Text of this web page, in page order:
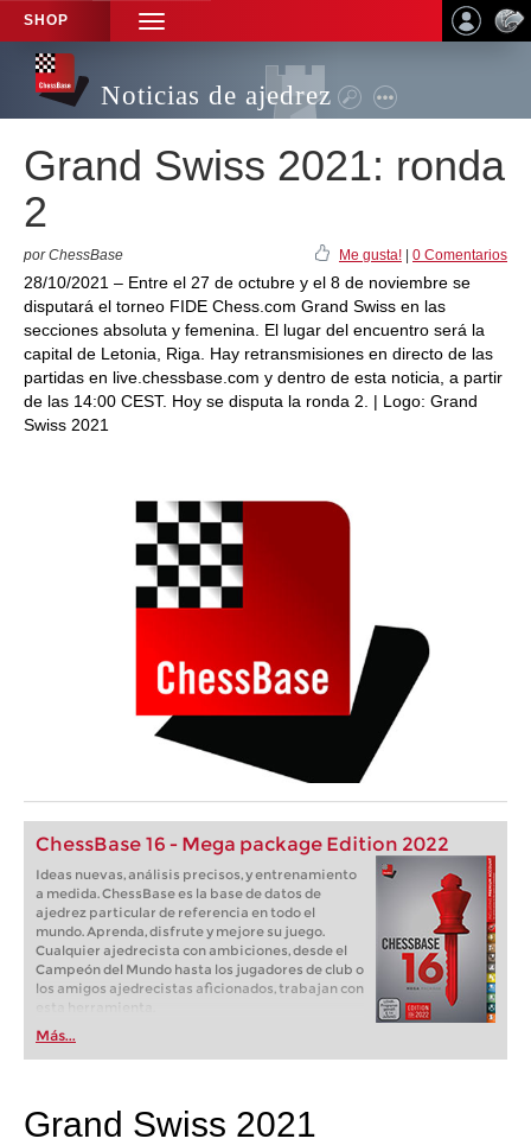
SHOP
TOGGLE
NAVIGATION
Noticias de ajedrez
Grand Swiss 2021: ronda
2
por ChessBase Me gusta! 0 Comentarios
28/10/2021 – Entre el 27 de octubre y el 8 de noviembre se
disputará el torneo FIDE Chess.com Grand Swiss en las
secciones absoluta y femenina. El lugar del encuentro será la
capital de Letonia, Riga. Hay retransmisiones en directo de las
partidas en live.chessbase.com y dentro de esta noticia, a partir
de las 14:00 CEST. Hoy se disputa la ronda 2. | Logo: Grand
Swiss 2021
ChessBase 16 - Mega package Edition 2022
Ideas nuevas, análisis precisos, y entrenamiento
a medida. ChessBase es la base de datos de
ajedrez particular de referencia en todo el
mundo. Aprenda, disfrute y mejore su juego.
Cualquier ajedrecista con ambiciones, desde el
Campeón del Mundo hasta los jugadores de club o
los amigos ajedrecistas aficionados, trabajan con
Más...
Grand Swiss 2021